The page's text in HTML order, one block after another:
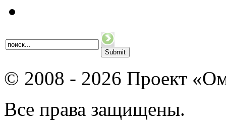
© 2008 - 2026 Проект
Все права защищены.